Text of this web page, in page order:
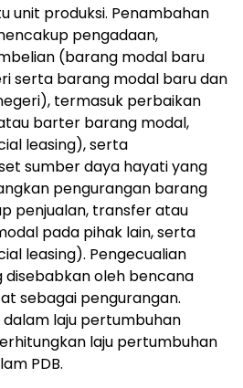
unit produksi. Penambahan
pengadaan,
(barang modal baru
serta barang modal baru dan
termasuk perbaikan
barter barang modal,
leasing), serta
sumber daya hayati yang
pengurangan barang
penjualan, transfer atau
pada pihak lain, serta
leasing). Pengecualian
disebabkan oleh bencana
sebagai pengurangan.
dalam laju pertumbuhan
laju pertumbuhan
PDB.